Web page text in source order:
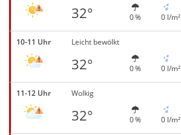
32° 0 % 0 l/m²
10-11 Uhr Leicht bewölkt
32° 0 % 0 l/m²
11-12 Uhr Wolkig
32° 0 % 0 l/m²